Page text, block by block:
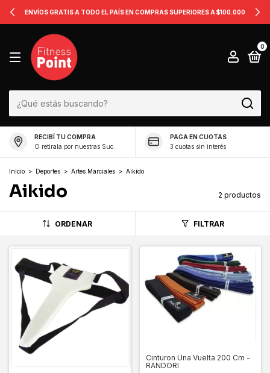
ENVÍOS GRATIS A TODO EL PAÍS EN COMPRAS SUPERIORES A $100.000
0
RECIBÍ TU COMPRA
O retirala por nuestras Suc.
PAGA EN CUOTAS
3 cuotas sin interés
Inicio > Deportes > Artes Marciales > Aikido
Aikido 2 productos
ORDENAR FILTRAR
Cinturon Una Vuelta 200 Cm -
RANDORI